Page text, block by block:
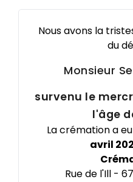
Nous avons la
du
Monsieur
survenu le
l'âge
La crémation a
avril
Rue de l'Ill -